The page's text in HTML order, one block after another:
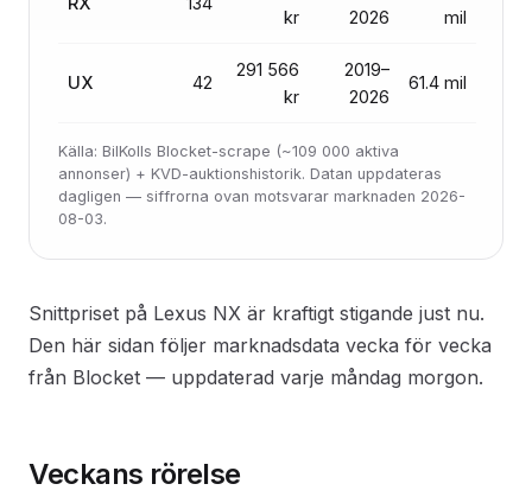
kr
2026
mil
UX 42
291 566
kr
2019–
2026
61.4 mil
Källa: BilKolls Blocket-scrape (~109 000 aktiva
annonser) + KVD-auktionshistorik. Datan uppdateras
dagligen — siffrorna ovan motsvarar marknaden 2026-
08-03.
Snittpriset på Lexus NX är kraftigt stigande just nu.
Den här sidan följer marknadsdata vecka för vecka
från Blocket — uppdaterad varje måndag morgon.
Veckans rörelse